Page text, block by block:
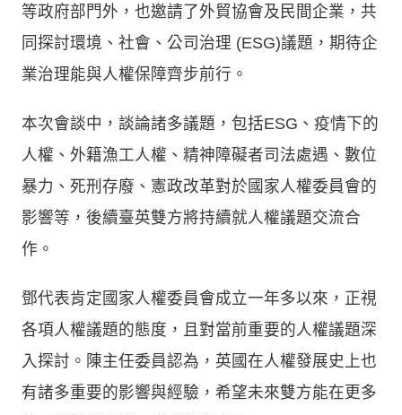
等政府部門外，也邀請了外貿協會及民間企業，共
同探討環境、社會、公司治理 (ESG)議題，期待企
業治理能與人權保障齊步前行。
本次會談中，談論諸多議題，包括ESG、疫情下的
人權、外籍漁工人權、精神障礙者司法處遇、數位
暴力、死刑存廢、憲政改革對於國家人權委員會的
影響等，後續臺英雙方將持續就人權議題交流合
作。
鄧代表肯定國家人權委員會成立一年多以來，正視
各項人權議題的態度，且對當前重要的人權議題深
入探討。陳主任委員認為，英國在人權發展史上也
有諸多重要的影響與經驗，希望未來雙方能在更多